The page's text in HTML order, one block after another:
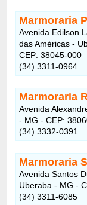
Marmoraria
Avenida Edilson
das Américas -
CEP: 38045-000
(34) 3311-0964
Marmoraria
Avenida
- MG - CEP:
(34) 3332-0391
Marmoraria
Avenida Santos
Uberaba - MG -
(34) 3311-6085